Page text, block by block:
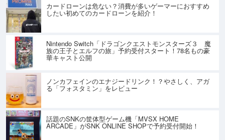
カードローンは危ない？消費が多いゲーマーにおすすめ
したい初めてのカードローンを紹介！
Nintendo Switch「ドラゴンクエストモンスターズ３ 魔
族の王子とエルフの旅」予約受付スタート！78名もの豪
華キャスト公開
ノンカフェインのエナジードリンク！？やさしく、アガ
る「フォスタミン」をレビュー
話題のSNKの筐体型ゲーム機「MVSX HOME
ARCADE」がSNK ONLINE SHOPで予約受付開始！